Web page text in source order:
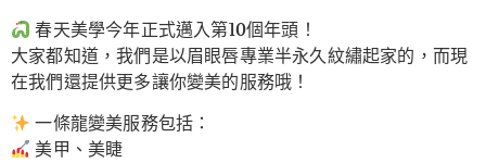
春天美學今年正式邁入第10個年頭！
大家都知道，我們是以眉眼唇專業半永久紋繡起家的，而現
在我們還提供更多讓你變美的服務哦！
一條龍變美服務包括：
美甲、美睫